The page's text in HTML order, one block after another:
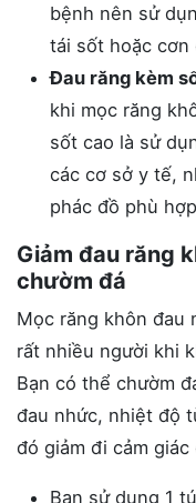
bệnh nên sử
tái sốt hoặc cơn
Đau răng kèm
khi mọc răng
sốt cao là sử
các cơ sở y tế,
phác đồ phù
Giảm đau răng
chườm đá
Mọc răng khôn đau
rất nhiều người khi
Bạn có thể chườm
đau nhức, nhiệt độ
đó giảm đi cảm giác
Bạn sử dụng 1